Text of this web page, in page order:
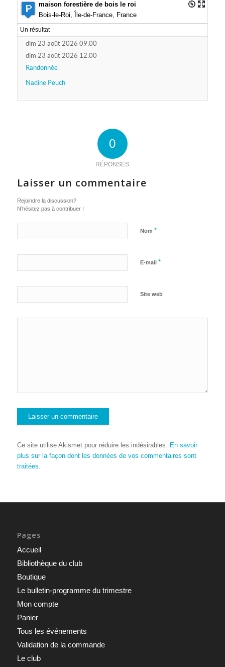
maison forestière de bois le roi
Bois-le-Roi, Île-de-France, France
Un résultat
dim 23 août 2026 09:00
dim 23 août 2026 12:00
Randonnée
Nadine Peuch
0
RÉPONSES
Laisser un commentaire
Rejoindre la discussion?
N’hésitez pas à contribuer !
Nom *
E-mail *
Site web
Ce site utilise Akismet pour réduire les indésirables. En savoir
plus sur la façon dont les données de vos commentaires sont
traitées.
Pages
Accueil
Bibliothèque du club
Boutique
Le bulletin-programme du trimestre
Mon compte
Panier
Tous les événements
Validation de la commande
Le club